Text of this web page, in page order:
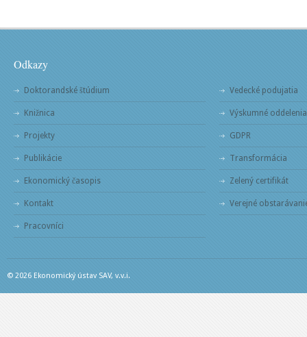
Odkazy
Doktorandské štúdium
Knižnica
Projekty
Publikácie
Ekonomický časopis
Kontakt
Pracovníci
Vedecké podujatia
Výskumné oddelenia
GDPR
Transformácia
Zelený certifikát
Verejné
© 2026 Ekonomický ústav SAV, v.v.i.